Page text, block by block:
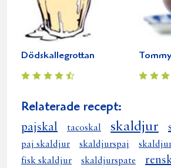
Dödskallegrottan
Relaterade recept:
pajskal tacoskal skaldjur
paj skaldjur skaldjurspaj
fisk skaldjur
skaldjurspate